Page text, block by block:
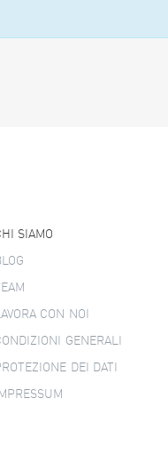
SIAMO
TEAM
CON NOI
GENERALI
DEI DATI
IMPRESSUM